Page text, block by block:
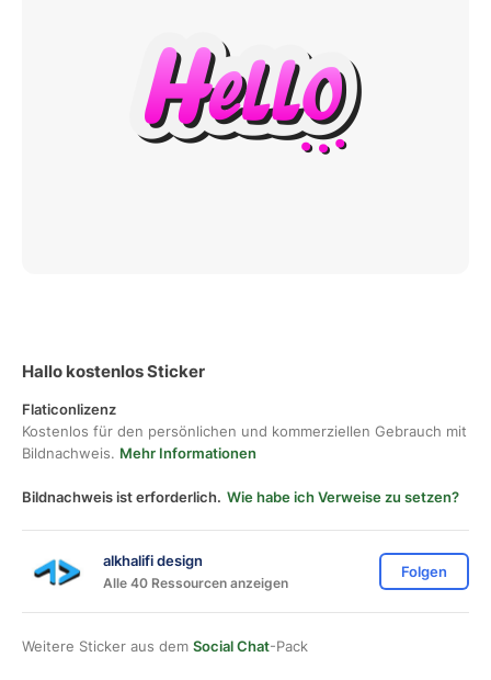
Hallo kostenlos Sticker
Flaticonlizenz
Kostenlos für den persönlichen und kommerziellen Gebrauch mit
Bildnachweis. Mehr Informationen
Bildnachweis ist erforderlich. Wie habe ich Verweise zu setzen?
alkhalifi design
Alle 40 Ressourcen anzeigen
Folgen
Weitere Sticker aus dem Social Chat-Pack